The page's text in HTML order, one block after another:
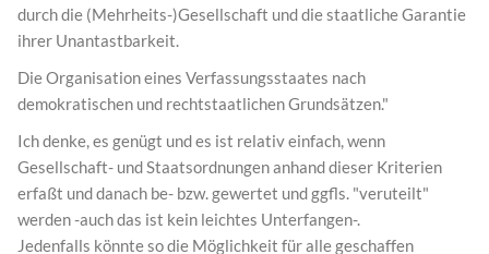
durch die (Mehrheits-)Gesellschaft und die staatliche Garantie
ihrer Unantastbarkeit.
Die Organisation eines Verfassungsstaates nach
demokratischen und rechtstaatlichen Grundsätzen."
Ich denke, es genügt und es ist relativ einfach, wenn
Gesellschaft- und Staatsordnungen anhand dieser Kriterien
erfaßt und danach be- bzw. gewertet und ggfls. "veruteilt"
werden -auch das ist kein leichtes Unterfangen-.
Jedenfalls könnte so die Möglichkeit für alle geschaffen